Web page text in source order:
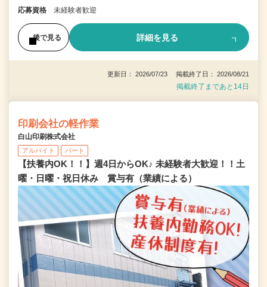
応募資格 未経験者歓迎
後で見る 詳細を見る
更新日： 2026/07/23 掲載終了日： 2026/08/21
掲載終了まであと14日
印刷会社の軽作業
白山印刷株式会社
アルバイト パート
【扶養内OK！！】週4日からOK♪ 未経験者大歓迎！！土
曜・日曜・祝日休み 賞与有（業績による）